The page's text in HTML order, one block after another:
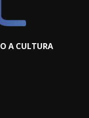
A CULTURA